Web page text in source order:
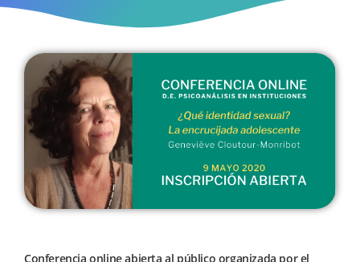
Conferencia online abierta al público organizada por el